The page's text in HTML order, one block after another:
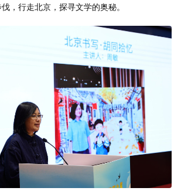
，行走北京，探寻文学的奥秘。